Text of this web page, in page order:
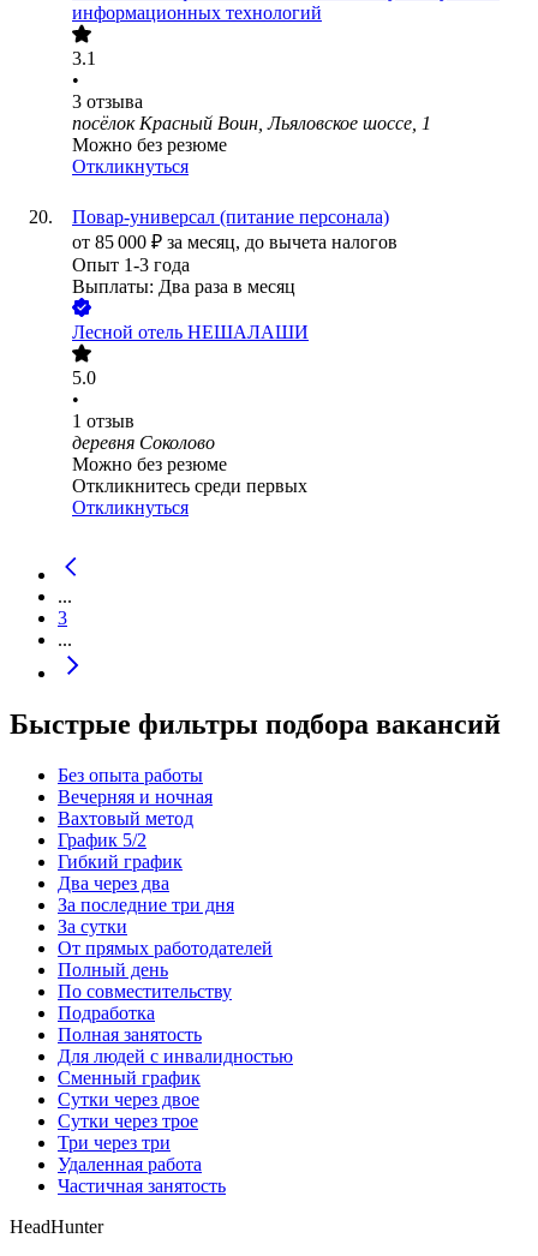
информационных технологий
3.1
•
3 отзыва
посёлок Красный Воин, Льяловское шоссе, 1
Можно без резюме
Откликнуться
Повар-универсал (питание персонала)
от 85 000 ₽ за месяц, до вычета налогов
Опыт 1-3 года
Выплаты: Два раза в месяц
Лесной отель НЕШАЛАШИ
5.0
•
1 отзыв
деревня Соколово
Можно без резюме
Откликнитесь среди первых
Откликнуться
...
3
...
Быстрые фильтры подбора вакансий
Без опыта работы
Вечерняя и ночная
Вахтовый метод
График 5/2
Гибкий график
Два через два
За последние три дня
За сутки
От прямых работодателей
Полный день
По совместительству
Подработка
Полная занятость
Для людей с инвалидностью
Сменный график
Сутки через двое
Сутки через трое
Три через три
Удаленная работа
Частичная занятость
HeadHunter